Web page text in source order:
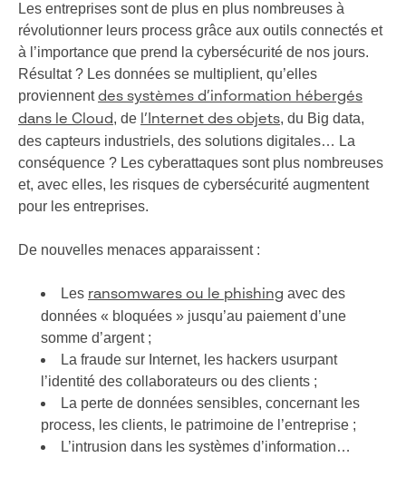
Les entreprises sont de plus en plus nombreuses à
révolutionner leurs process grâce aux outils connectés et
à l’importance que prend la cybersécurité de nos jours.
Résultat ? Les données se multiplient, qu’elles
proviennentdes systèmes d’information hébergés
dans le Cloud, de l’Internet des objets, du Big data,
des capteurs industriels, des solutions digitales… La
conséquence ? Les cyberattaques sont plus nombreuses
et, avec elles, les risques de cybersécurité augmentent
pour les entreprises.
De nouvelles menaces apparaissent :
Les ransomwares ou le phishing avec des
données « bloquées » jusqu’au paiement d’une
somme d’argent ;
La fraude sur Internet, les hackers usurpant
l’identité des collaborateurs ou des clients ;
La perte de données sensibles, concernant les
process, les clients, le patrimoine de l’entreprise ;
L’intrusion dans les systèmes d’information…